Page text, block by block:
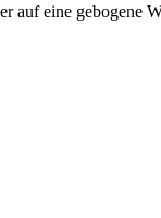
auf eine gebogene